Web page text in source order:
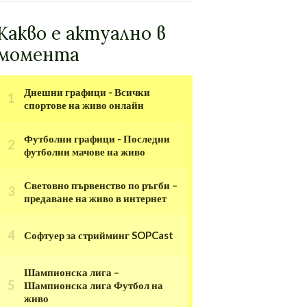
е актуално в
Днешни графици - Всички
спортове на живо онлайн
Футболни графици - Последни
футболни мачове на живо
Световно първенство по ръгби –
предаване на живо в интернет
Софтуер за стрийминг SOPCast
Шампионска лига –
Шампионска лига Футбол на
живо